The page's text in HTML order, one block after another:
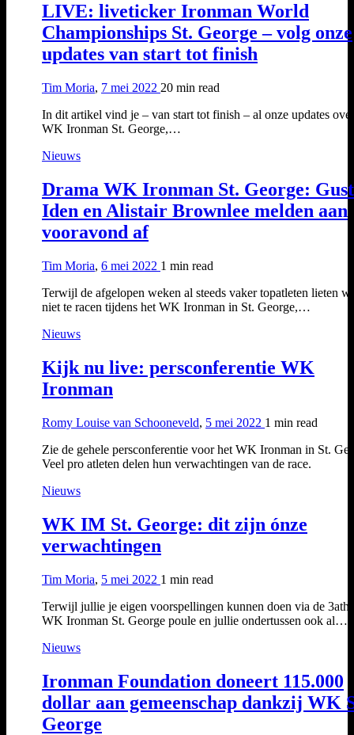
LIVE: liveticker Ironman World
Championships St. George – volg onze
updates van start tot finish
Tim Moria, 7 mei 2022 20 min read
In dit artikel vind je – van start tot finish – al onze updates
WK Ironman St. George,…
Nieuws
Drama WK Ironman St. George:
Iden en Alistair Brownlee melden aan
vooravond af
Tim Moria, 6 mei 2022 1 min read
Terwijl de afgelopen weken al steeds vaker topatleten lieten
niet te racen tijdens het WK Ironman in St. George,…
Nieuws
Kijk nu live: persconferentie WK
Ironman
Romy Louise van Schooneveld, 5 mei 2022 1 min read
Zie de gehele persconferentie voor het WK Ironman in St.
Veel pro atleten delen hun verwachtingen van de race.
Nieuws
WK IM St. George: dit zijn ónze
verwachtingen
Tim Moria, 5 mei 2022 1 min read
Terwijl jullie je eigen voorspellingen kunnen doen via de
WK Ironman St. George poule en jullie ondertussen ook al…
Nieuws
Ironman Foundation doneert 115.000
dollar aan gemeenschap dankzij WK
George